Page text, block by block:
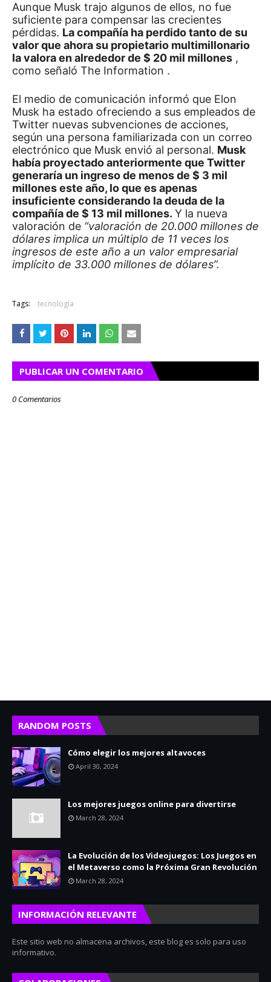
Aunque Musk trajo algunos de ellos, no fue
suficiente para compensar las crecientes
pérdidas. La compañía ha perdido tanto de su
valor que ahora su propietario multimillonario
la valora en alrededor de $ 20 mil millones ,
como señaló The Information .
El medio de comunicación informó que Elon
Musk ha estado ofreciendo a sus empleados de
Twitter nuevas subvenciones de acciones,
según una persona familiarizada con un correo
electrónico que Musk envió al personal. Musk
había proyectado anteriormente que Twitter
generaría un ingreso de menos de $ 3 mil
millones este año, lo que es apenas
insuficiente considerando la deuda de la
compañía de $ 13 mil millones. Y la nueva
valoración de “valoración de 20.000 millones de
dólares implica un múltiplo de 11 veces los
ingresos de este año a un valor empresarial
implícito de 33.000 millones de dólares”.
Tags: tecnología
PUBLICAR UN COMENTARIO
0 Comentarios
RANDOM POSTS
Cómo elegir los mejores altavoces
April 30, 2024
Los mejores juegos online para divertirse
March 28, 2024
La Evolución de los Videojuegos: Los Juegos en
el Metaverso como la Próxima Gran Revolución
March 28, 2024
INFORMACIÓN RELEVANTE
Este sitio web no almacena archivos, este blog es solo para uso
informativo.